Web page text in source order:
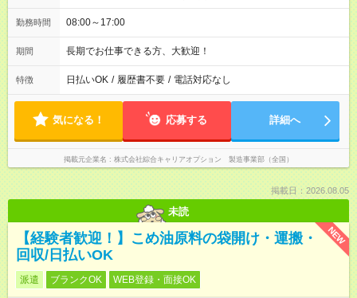
勤務時間 08:00～17:00
期間 長期でお仕事できる方、大歓迎！
特徴 日払いOK / 履歴書不要 / 電話対応なし
気になる！ 応募する 詳細へ
掲載元企業名 株式会社綜合キャリアオプション 製造事業部（全国）
掲載日：2026.08.05
未読
NEW
【経験者歓迎！】こめ油原料の袋開け・運搬・
回収/日払いOK
派遣 ブランクOK WEB登録・面接OK